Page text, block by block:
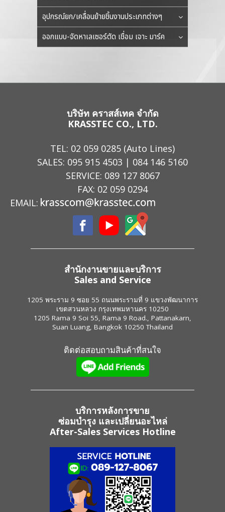
อุปกรณ์ยก/เคลื่อนย้ายชิ้นงานประเภทต่างๆ
ออกแบบ-จัดหาเลเซอร์ตัด เชื่อม เจาะ มาร์ค
บริษัท คราสส์เทค จำกัด
KRASSTEC CO., LTD.
TEL: 02 059 0285 (Auto Lines)
SALES: 095 915 4503 | 084 146 5160
SERVICE: 089 127 8067
FAX: 02 059 0294
EMAIL:
สำนักงานขายและบริการ
Sales and Service
1205 พระราม 9 ซอย 55 ถนนพระรามที่ 9 แขวงพัฒนาการ
เขตสวนหลวง กรุงเทพมหานคร 10250
1205 Rama 9 Soi 55, Rama 9 Road., Pattanakarn,
Suan Luang, Bangkok 10250 Thailand
ติดต่อสอบถามสินค้าที่สนใจ
บริการหลังการขาย
ซ่อมบำรุง และเปลี่ยนอะไหล่
After-Sales Services Hotline